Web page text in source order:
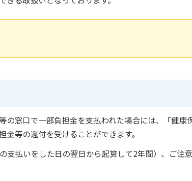
窓口で一部負担金を支払われた場合には、「健康
等の還付を受けることができます。
支払いをした日の翌日から起算して2年間）、ご注